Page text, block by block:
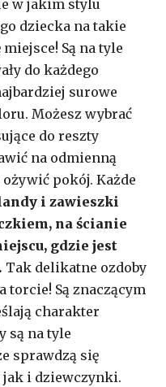
w jakim stylu
dziecka na takie
Są na tyle
do każdego
surowe
Możesz wybrać
do reszty
na odmienną
pokój. Każde
i zawieszki
na ścianie
gdzie jest
Tak delikatne ozdoby
torcie! Są znaczącym
charakter
są na tyle
sprawdzą się
jak i dziewczynki.